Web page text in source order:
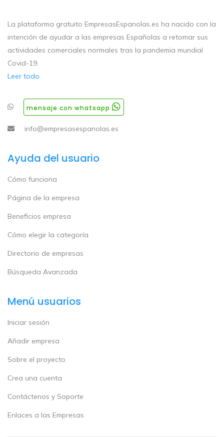
La plataforma gratuito EmpresasEspanolas.es ha nacido con la
intención de ayudar a las empresas Españolas a retomar sus
actividades comerciales normales tras la pandemia mundial
Covid-19.
Leer todo
mensaje con whatsapp
info@empresasespanolas.es
Ayuda del usuario
Cómo funciona
Página de la empresa
Beneficios empresa
Cómo elegir la categoría
Directorio de empresas
Búsqueda Avanzada
Menú usuarios
Iniciar sesión
Añadir empresa
Sobre el proyecto
Crea una cuenta
Contáctenos y Soporte
Enlaces a las Empresas